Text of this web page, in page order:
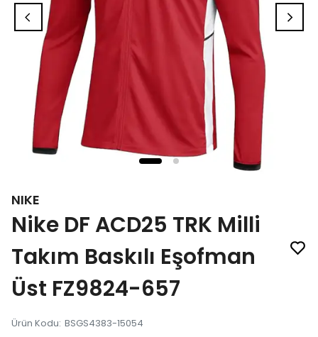
NIKE
Nike DF ACD25 TRK Milli
Takım Baskılı Eşofman
Üst FZ9824-657
Ürün Kodu: BSGS4383-15054